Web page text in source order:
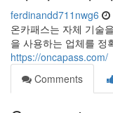
ferdinandd711nwg6
온카패스는 자체 기술
을 사용하는 업체를 정
https://oncapass.com/
Comments